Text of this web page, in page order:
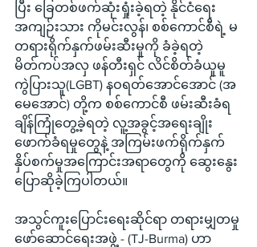
ပြီး ခြေတစ်ဖက်ဆုံးရှုံးခဲ့ရတဲ့ နိုင်ငံရေး
အကျဉ်းသား ကိုမင်းလွန်၊ စစ်ကောင်စီရဲ့ မ
တရားရိုက်နှက်ဖမ်းဆီးမှုကို ခံခဲ့ရတဲ့
မိတ်ကပ်အလှ ဖန်တီးရှင် လိင်စိတ်ခံယူမူ
ကွဲပြားသူ(LGBT) နဝရတ်အောင်အောင် (အ
မေအောင်) တို့က စစ်ကောင်စီ ဖမ်းဆီးခံရ
ချိန်ကြုံတွေ့ခဲ့ရတဲ့ လူ့အခွင့်အရေးချိုး
ဖောက်ခံရမှုတွေနဲ့ အကြမ်းဖက်ရိုက်နှက်
နှိပ်စက်မှုအကြောင်းအရာတွေကို ဆွေးနွေး
ပြောဆိုခဲ့ကြပါတယ်။
အသွင်ကူးပြောင်းရေးဆိုင်ရာ တရားမျှတမှု
ဖော်ဆောင်ရေးအဖွဲ့ - (TJ-Burma) ဟာ